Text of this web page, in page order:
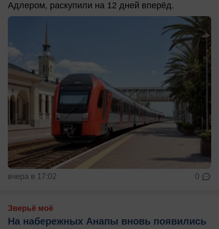
Адлером, раскупили на 12 дней вперёд.
вчера в 17:02 0
Зверьё моё
На набережных Анапы вновь появились